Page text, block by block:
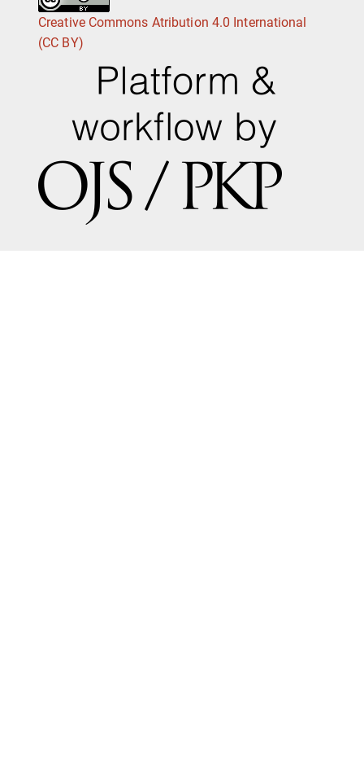
Creative Commons Atribution 4.0 International
(CC BY)